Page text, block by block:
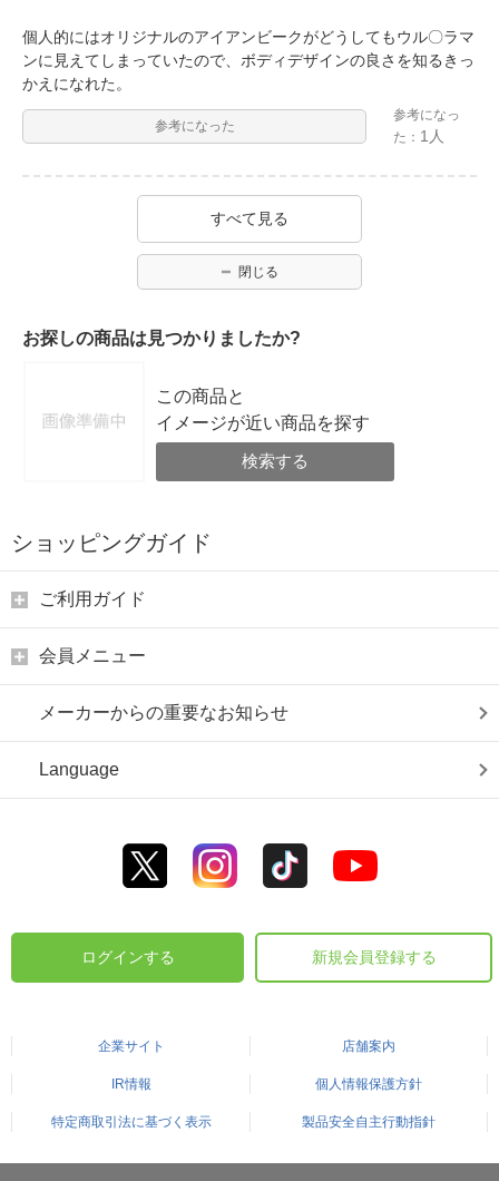
個人的にはオリジナルのアイアンビークがどうしてもウル〇ラマ
ンに見えてしまっていたので、ボディデザインの良さを知るきっ
かえになれた。
参考になった
参考になっ
た： 1人
すべて見る
閉じる
お探しの商品は見つかりましたか?
この商品と
イメージが近い商品を探す
検索する
ショッピングガイド
ご利用ガイド
会員メニュー
メーカーからの重要なお知らせ
Language
ログインする 新規会員登録する
企業サイト 店舗案内
IR情報 個人情報保護方針
特定商取引法に基づく表示 製品安全自主行動指針